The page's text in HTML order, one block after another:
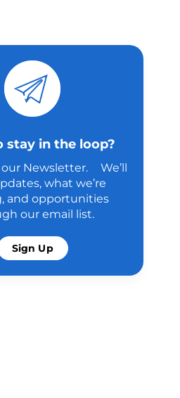
stay in the loop?
our Newsletter. We’ll
what we’re
and opportunities
our email list.
Sign Up